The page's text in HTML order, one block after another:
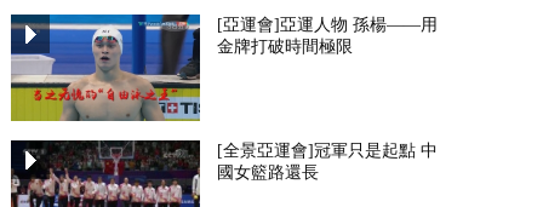
[亞運會]亞運人物 孫楊——用
金牌打破時間極限
[全景亞運會]冠軍只是起點 中
國女籃路還長